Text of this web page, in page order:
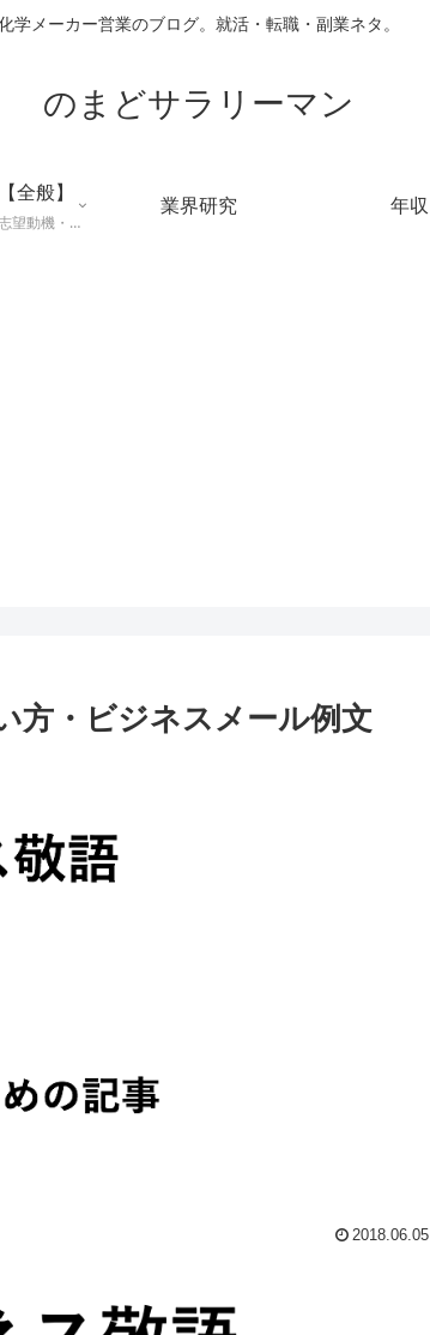
学メーカー営業のブログ。就活・転職・副業ネタ。
のまどサラリーマン
全般】
就職活動に必要な志望動機・メールマナー・業界研究などに役立つ知識を公開するページ。
業界研究 年収
方・ビジネスメール例文
2018.06.05